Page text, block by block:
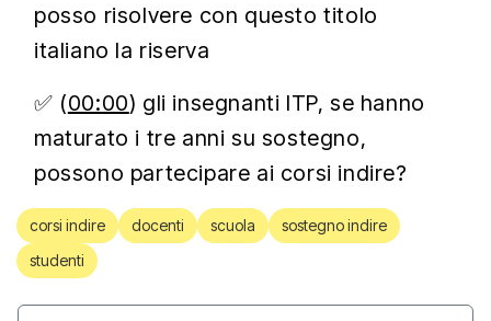
posso risolvere con questo titolo
italiano la riserva
✅ (00:00) gli insegnanti ITP, se hanno
maturato i tre anni su sostegno,
possono partecipare ai corsi indire?
corsi indire docenti scuola
sostegno indire
studenti